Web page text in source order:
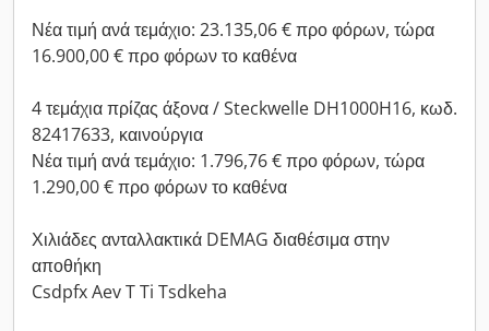
Νέα τιμή ανά τεμάχιο: 23.135,06 € προ φόρων, τώρα
16.900,00 € προ φόρων το καθένα
4 τεμάχια πρίζας άξονα / Steckwelle DH1000H16, κωδ.
82417633, καινούργια
Νέα τιμή ανά τεμάχιο: 1.796,76 € προ φόρων, τώρα
1.290,00 € προ φόρων το καθένα
Χιλιάδες ανταλλακτικά DEMAG διαθέσιμα στην
αποθήκη
Csdpfx Aev T Ti Tsdkeha